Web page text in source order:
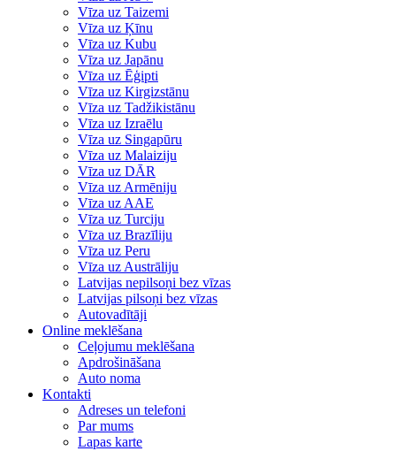
Vīza uz Taizemi
Vīza uz Ķīnu
Vīza uz Kubu
Vīza uz Japānu
Vīza uz Ēģipti
Vīza uz Kirgizstānu
Vīza uz Tadžikistānu
Vīza uz Izraēlu
Vīza uz Singapūru
Vīza uz Malaiziju
Vīza uz DĀR
Vīza uz Armēniju
Vīza uz AAE
Vīza uz Turciju
Vīza uz Brazīliju
Vīza uz Peru
Vīza uz Austrāliju
Latvijas nepilsoņi bez vīzas
Latvijas pilsoņi bez vīzas
Autovadītāji
Online meklēšana
Ceļojumu meklēšana
Apdrošināšana
Auto noma
Kontakti
Adreses un telefoni
Par mums
Lapas karte